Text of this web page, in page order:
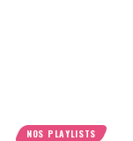
NOS PLAYLISTS